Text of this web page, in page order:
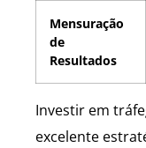
Mensuração
de
Resultados
Investir em
excelente